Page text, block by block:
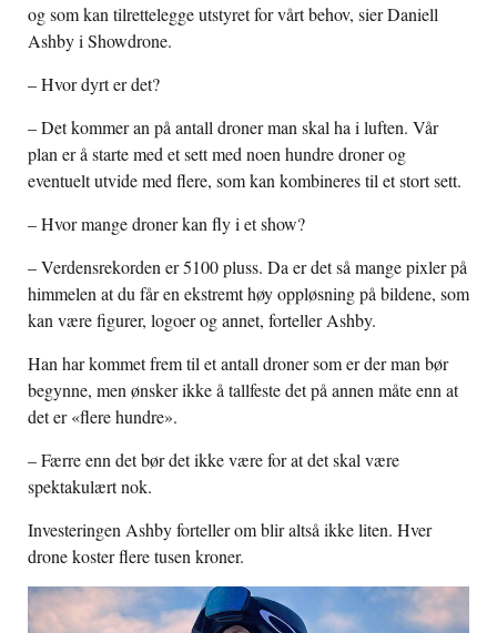
og som kan tilrettelegge utstyret for vårt behov, sier Daniell
Ashby i Showdrone.
– Hvor dyrt er det?
– Det kommer an på antall droner man skal ha i luften. Vår
plan er å starte med et sett med noen hundre droner og
eventuelt utvide med flere, som kan kombineres til et stort sett.
– Hvor mange droner kan fly i et show?
– Verdensrekorden er 5100 pluss. Da er det så mange pixler på
himmelen at du får en ekstremt høy oppløsning på bildene, som
kan være figurer, logoer og annet, forteller Ashby.
Han har kommet frem til et antall droner som er der man bør
begynne, men ønsker ikke å tallfeste det på annen måte enn at
det er «flere hundre».
– Færre enn det bør det ikke være for at det skal være
spektakulært nok.
Investeringen Ashby forteller om blir altså ikke liten. Hver
drone koster flere tusen kroner.